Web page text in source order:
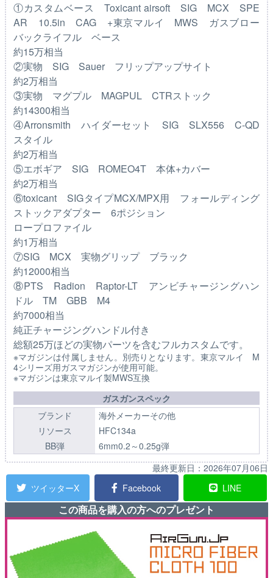
①カスタムベース Toxicant airsoft SIG MCX SPE
AR 10.5in CAG +東京マルイ MWS ガスブロー
バックライフル ベース
約15万相当
②実物 SIG Sauer フリップアップサイト
約2万相当
③実物 マグプル MAGPUL CTRストック
約14300相当
④Arronsmith ハイダーセット SIG SLX556 C-QD
スタイル
約2万相当
⑤エボギア SIG ROMEO4T 本体+カバー
約2万相当
⑥toxicant SIGタイプMCX/MPX用 フォールディング
ストックアダプター 6ポジション
ロープロファイル
約1万相当
⑦SIG MCX 実物グリップ ブラック
約12000相当
⑧PTS Radion Raptor-LT アンビチャージングハン
ドル TM GBB M4
約7000相当
純正チャージングハンドル付き
総額25万ほどの実物パーツを含むフルカスタムです。
※マガジンは付属しません。別売りとなります。東京マルイ M
4シリーズ用ガスマガジンが使用可能。
※マガジンは東京マルイ製MWS互換
ガスガンスペック
ブランド
海外メーカーその他
リソース
HFC134a
BB弾
6mm0.2～0.25g弾
最終更新日： 2026年07月06日
ツイッターX
Facebook LINE
この商品を購入の方へのプレゼント